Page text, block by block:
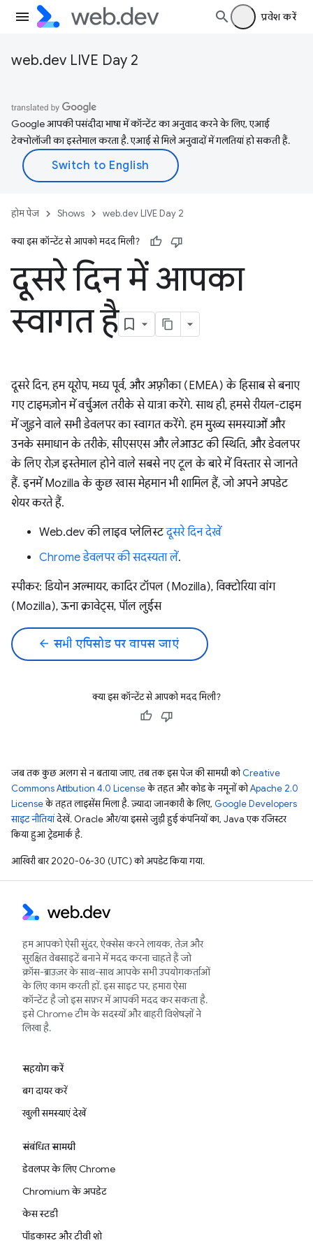
प्रवेश करें
web.dev LIVE Day 2
Google आपकी पसंदीदा भाषा में कॉन्टेंट का अनुवाद करने के लिए, एआई
टेक्नोलॉजी का इस्तेमाल करता है. एआई से मिले अनुवादों में गलतियां हो सकती हैं.
होम पेज Shows web.dev LIVE Day 2
क्या इस कॉन्टेंट से आपको मदद मिली?
दूसरे दिन में आपका
स्वागत है
दूसरे दिन, हम यूरोप, मध्य पूर्व, और अफ़्रीका (EMEA) के हिसाब से बनाए
गए टाइमज़ोन में वर्चुअल तरीके से यात्रा करेंगे. साथ ही, हमसे रीयल-टाइम
में जुड़ने वाले सभी डेवलपर का स्वागत करेंगे. हम मुख्य समस्याओं और
उनके समाधान के तरीके, सीएसएस और लेआउट की स्थिति, और डेवलपर
के लिए रोज़ इस्तेमाल होने वाले सबसे नए टूल के बारे में विस्तार से जानते
हैं. इनमें Mozilla के कुछ खास मेहमान भी शामिल हैं, जो अपने अपडेट
शेयर करते हैं.
Web.dev की लाइव प्लेलिस्टदूसरे दिन देखें
Chrome डेवलपर की सदस्यता लें.
स्पीकर: डियोन अल्मायर, कादिर टॉपल (Mozilla), विक्टोरिया वांग
(Mozilla), ऊना क्रावेट्स, पॉल लुईस
arrow_back सभी एपिसोड पर वापस जाएं
क्या इस कॉन्टेंट से आपको मदद मिली?
जब तक कुछ अलग से न बताया जाए, तब तक इस पेज की सामग्री कोCreative
Commons Attribution 4.0 Licenseके तहत और कोड के नमूनों कोApache 2.0
Licenseके तहत लाइसेंस मिला है. ज़्यादा जानकारी के लिए, Google Developers
साइट नीतियांदेखें. Oracle और/या इससे जुड़ी हुई कंपनियों का, Java एक रजिस्टर
किया हुआ ट्रेडमार्क है.
आखिरी बार 2020-06-30 (UTC) को अपडेट किया गया.
हम आपको ऐसी सुंदर, ऐक्सेस करने लायक, तेज़ और
सुरक्षित वेबसाइटें बनाने में मदद करना चाहते हैं जो
क्रॉस-ब्राउज़र के साथ-साथ आपके सभी उपयोगकर्ताओं
के लिए काम करती हों. इस साइट पर, हमारा ऐसा
कॉन्टेंट है जो इस सफ़र में आपकी मदद कर सकता है.
इसे Chrome टीम के सदस्यों और बाहरी विशेषज्ञों ने
लिखा है.
सहयोग करें
बग दायर करें
खुली समस्याएं देखें
संबंधित सामग्री
डेवलपर के लिए Chrome
Chromium के अपडेट
केस स्टडी
पॉडकास्ट और टीवी शो